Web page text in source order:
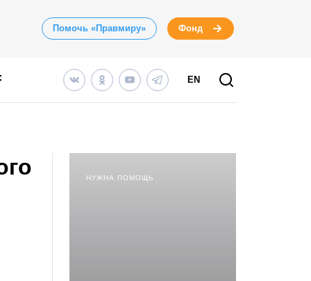
Помочь «Правмиру» Фонд
EN
НУЖНА ПОМОЩЬ